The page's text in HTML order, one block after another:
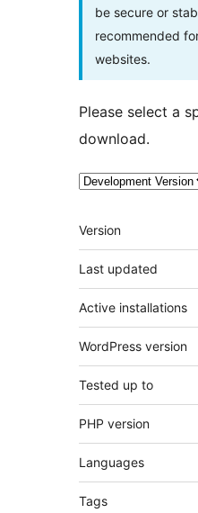
be secure or
recommended
websites.
Please select a
download.
ਮੈਟਾ
Version
Last updated
Active installations
WordPress version
Tested up to
PHP version
Languages
Tags